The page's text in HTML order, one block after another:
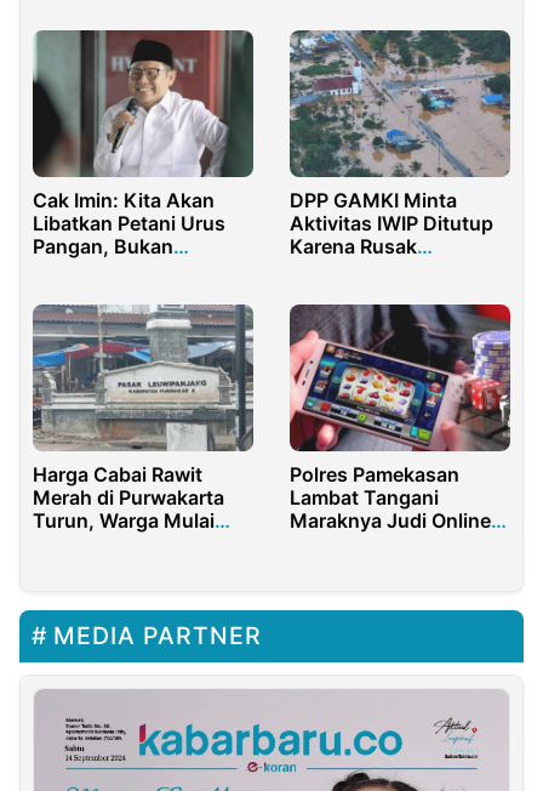
Cak Imin: Kita Akan
Libatkan Petani Urus
Pangan, Bukan
DPP GAMKI Minta
Aktivitas IWIP Ditutup
Karena Rusak
Harga Cabai Rawit
Merah di Purwakarta
Turun, Warga Mulai
Polres Pamekasan
Lambat Tangani
Maraknya Judi Online,
MEDIA PARTNER